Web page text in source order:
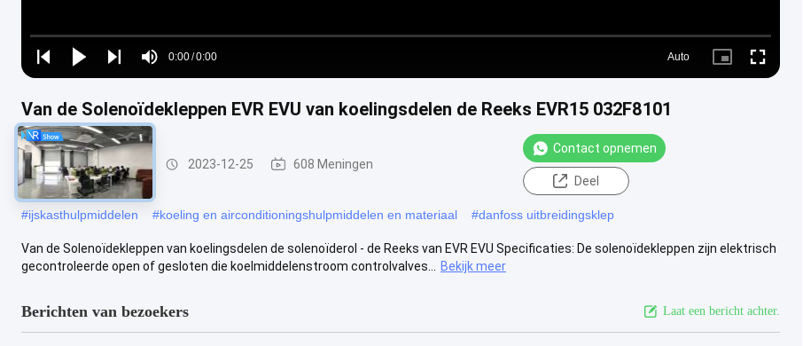
Play
Play
Play
Mute
Time
0:00/0:00
Loaded:
0%
Auto
Picture- Fullscreen
Van de Solenoïdekleppen EVR EVU van koelingsdelen de Reeks EVR15 032F8101
Verkoelingsenergie 2023-12-25 608 Meningen
Contact opnemen
Deel
#ijskasthulpmiddelen #koeling en airconditioningshulpmiddelen en materiaal #danfoss uitbreidingsklep
Van de Solenoïdekleppen van koelingsdelen de solenoïderol - de Reeks van EVR EVU Specificaties: De solenoïdekleppen zijn elektrisch
gecontroleerde open of gesloten die koelmiddelenstroom controlvalves...
Bekijk meer
Berichten van bezoekers Laat een bericht achter.